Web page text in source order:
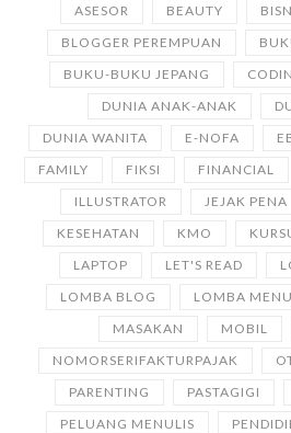
ASESOR
BEAUTY
BLOGGER PEREMPUAN
BUKU-BUKU JEPANG
DUNIA ANAK-ANAK
DUNIA WANITA
E-NOFA
FAMILY
FIKSI FINANCIAL
ILLUSTRATOR
JEJAK PENA
KESEHATAN
KMO
LAPTOP
LET'S READ
LOMBA BLOG
LOMBA
MASAKAN
MOBIL
NOMORSERIFAKTURPAJAK
PARENTING
PASTAGIGI
PELUANG MENULIS